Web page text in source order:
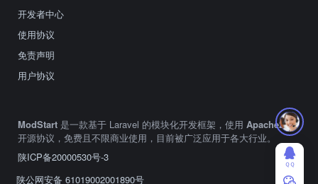
开发者中心
使用协议
免责声明
用户协议
ModStart 是一款基于 Laravel 的模块化开发框架，使用 Apache2.0
开源协议，免费且不限商业使用，目前被广泛应用于各大行业。
陕ICP备20000530号-3
陕公网安备 61019002001890号
ＱＱ